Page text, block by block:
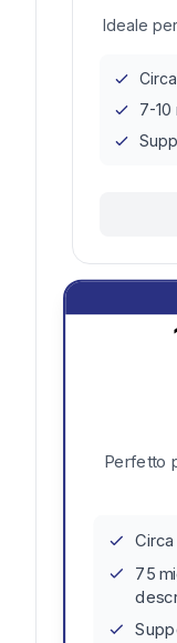
Ideale
7-10
Perfetto
75